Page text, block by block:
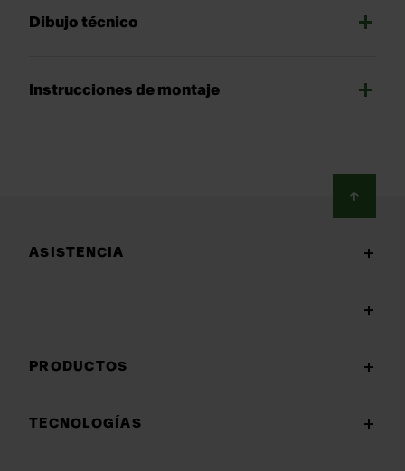
Dibujo técnico
Instrucciones de montaje
ASISTENCIA
PRODUCTOS
TECNOLOGÍAS